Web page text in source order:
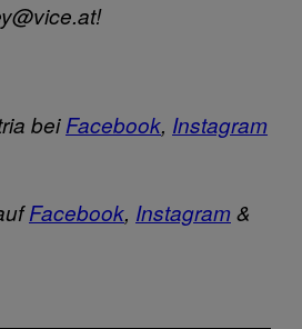
beiFacebook, Instagram
Facebook, Instagram&